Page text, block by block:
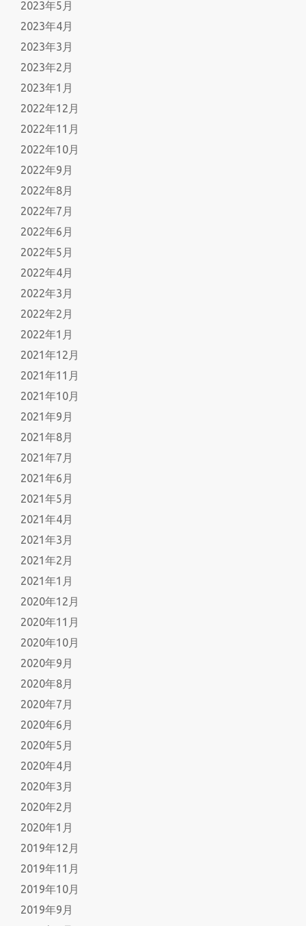
2023年5月
2023年4月
2023年3月
2023年2月
2023年1月
2022年12月
2022年11月
2022年10月
2022年9月
2022年8月
2022年7月
2022年6月
2022年5月
2022年4月
2022年3月
2022年2月
2022年1月
2021年12月
2021年11月
2021年10月
2021年9月
2021年8月
2021年7月
2021年6月
2021年5月
2021年4月
2021年3月
2021年2月
2021年1月
2020年12月
2020年11月
2020年10月
2020年9月
2020年8月
2020年7月
2020年6月
2020年5月
2020年4月
2020年3月
2020年2月
2020年1月
2019年12月
2019年11月
2019年10月
2019年9月